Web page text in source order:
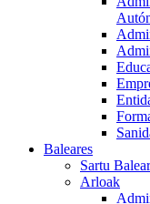
Baleares
Sartu
Arloak